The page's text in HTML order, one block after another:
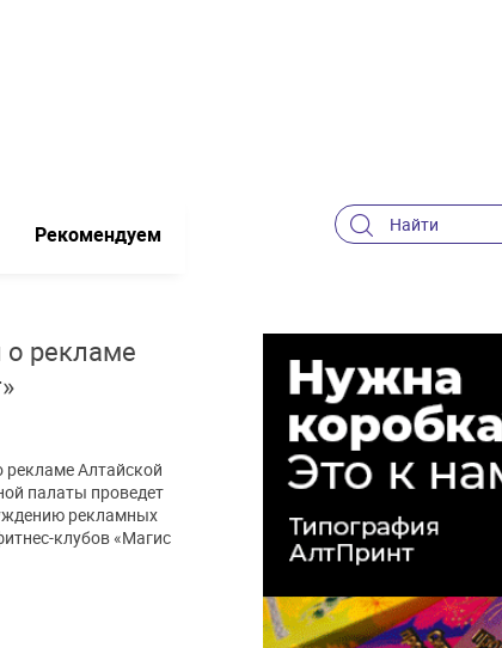
Рекомендуем
о рекламе
рекламе Алтайской
палаты проведет
рекламных
клубов «Магис